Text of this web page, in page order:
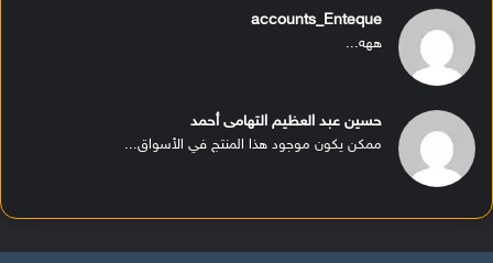
accounts_Enteque
ههه...
حسين عبد العظيم التهامى أحمد
ممكن يكون موجود هذا المنتج في الأسواق...